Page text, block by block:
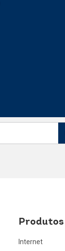
Produtos
Internet